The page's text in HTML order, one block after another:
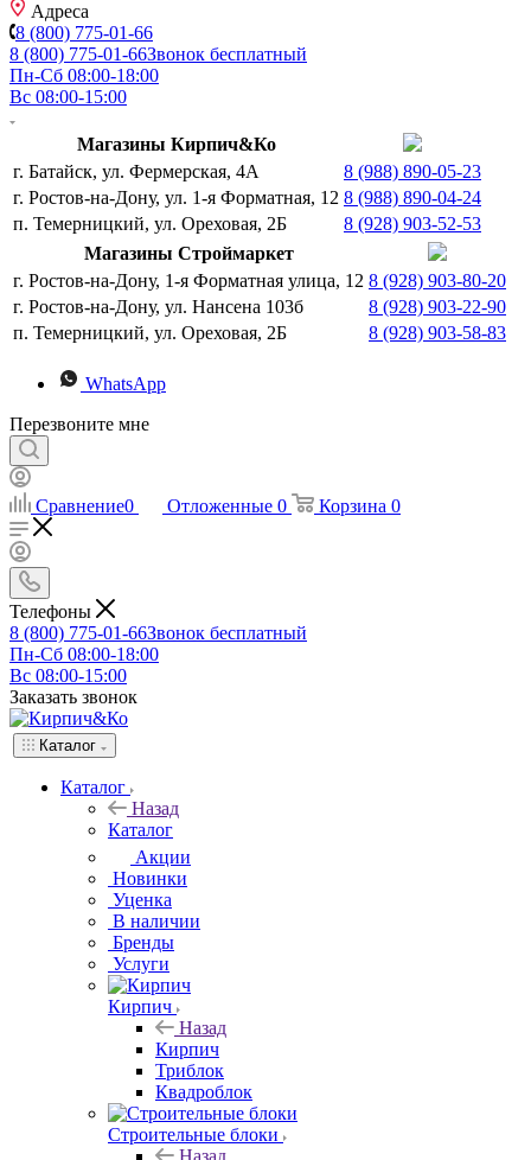
Адреса
8 (800) 775-01-66
8 (800) 775-01-66Звонок бесплатный
Пн-Сб 08:00-18:00
Вс 08:00-15:00
Магазины Кирпич&Ко
г. Батайск, ул. Фермерская, 4А
8 (988) 890-05-23
г. Ростов-на-Дону, ул. 1-я Форматная, 12 8 (988) 890-04-24
п. Темерницкий, ул. Ореховая, 2Б
8 (928) 903-52-53
Магазины Строймаркет
г. Ростов-на-Дону, 1-я Форматная улица, 12 8 (928) 903-80-20
г. Ростов-на-Дону, ул. Нансена 103б
8 (928) 903-22-90
п. Темерницкий, ул. Ореховая, 2Б
8 (928) 903-58-83
WhatsApp
Перезвоните мне
Сравнение0 Отложенные 0 Корзина 0
Телефоны
8 (800) 775-01-66Звонок бесплатный
Пн-Сб 08:00-18:00
Вс 08:00-15:00
Заказать звонок
Каталог
Каталог
Назад
Каталог
Акции
Новинки
Уценка
В наличии
Бренды
Услуги
Кирпич
Назад
Кирпич
Триблок
Квадроблок
Строительные блоки
Назад